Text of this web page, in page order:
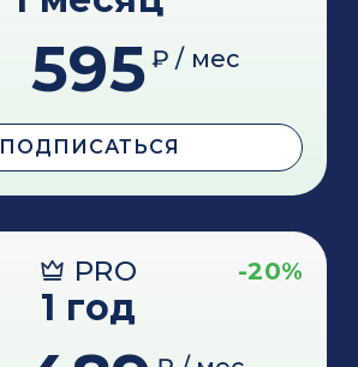
595 ₽ / мес
ПОДПИСАТЬСЯ
PRO -20%
1 год